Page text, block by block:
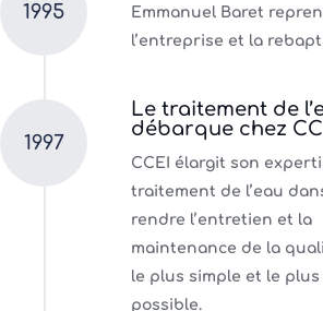
1995
Emmanuel Baret
l’entreprise et la
1997
Le traitement de
débarque chez
CCEI élargit son
traitement de l’eau
rendre l’entretien et la
maintenance de la
le plus simple et le
possible.